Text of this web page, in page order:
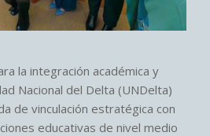
la integración académica y
Nacional del Delta (UNDelta)
de vinculación estratégica con
educativas de nivel medio